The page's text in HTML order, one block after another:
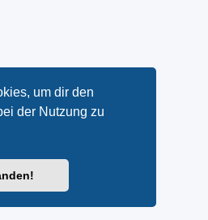
um dir den
der Nutzung zu